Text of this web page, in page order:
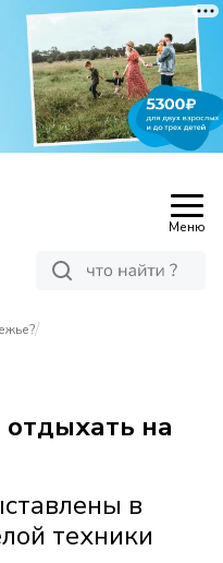
Меню
/
на
в
техники